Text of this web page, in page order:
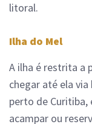
litoral.
Ilha do Mel
A ilha é restrita a
chegar até ela
perto de Curitiba,
acampar ou